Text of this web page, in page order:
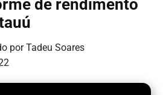
de rendimento
por Tadeu Soares